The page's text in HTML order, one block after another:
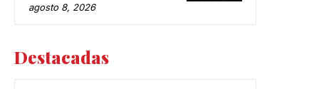
agosto 8, 2026
Destacadas